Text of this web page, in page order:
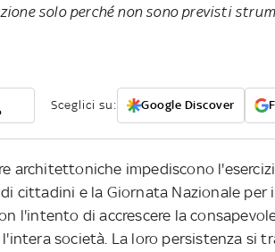
solo perché non sono previsti
Sceglici su: Google Discover
architettoniche impediscono
cittadini e la Giornata Nazionale
l'intento di accrescere la
società. La loro persistenza si